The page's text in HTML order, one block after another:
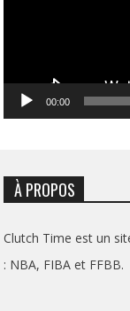
00:00
À PROPOS
Clutch Time est un
: NBA, FIBA et FFBB.